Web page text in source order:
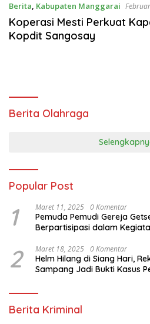
Berita, Kabupaten Manggarai
Koperasi Mesti Perkuat
Kopdit Sangosay
Berita Olahraga
Popular Post
1 Maret 11, 2025 0 Komentar
Pemuda Pemudi Gereja
Berpartisipasi dalam
Kegiatan Paskah
2 Maret 18, 2025 0 Komentar
Helm Hilang di Siang Hari,
Sampang Jadi Bukti Kasus
Berita Kriminal